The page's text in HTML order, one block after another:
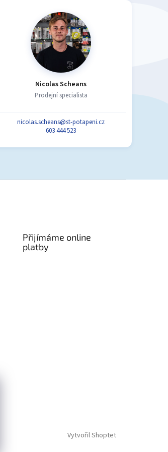
Nicolas Scheans
Prodejní specialista
nicolas.scheans@st-potapeni.cz
603 444 523
Přijímáme online
platby
Vytvořil Shoptet